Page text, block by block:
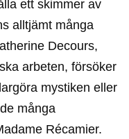
ett skimmer av
alltjämt många
Decours,
arbeten, försöker
mystiken eller
många
Récamier.